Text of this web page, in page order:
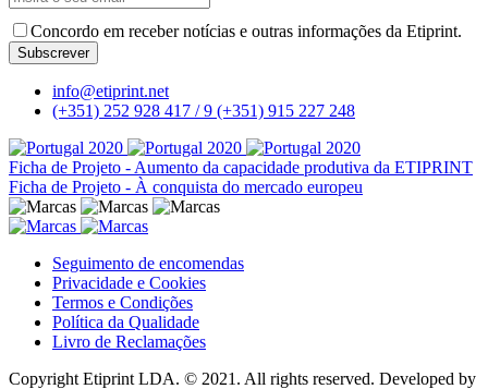
Concordo em receber notícias e outras informações da Etiprint.
Subscrever
info@etiprint.net
(+351) 252 928 417 / 9 (+351) 915 227 248
Ficha de Projeto - Aumento da capacidade produtiva da ETIPRINT
Ficha de Projeto - À conquista do mercado europeu
Seguimento de encomendas
Privacidade e Cookies
Termos e Condições
Política da Qualidade
Livro de Reclamações
Copyright Etiprint LDA. © 2021. All rights reserved. Developed by